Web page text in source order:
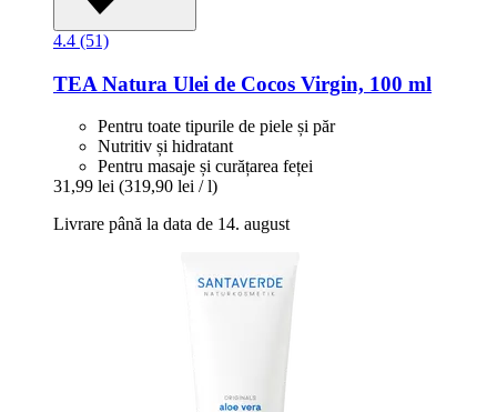
4.4 (51)
TEA Natura Ulei de Cocos Virgin, 100 ml
Pentru toate tipurile de piele și păr
Nutritiv și hidratant
Pentru masaje și curățarea feței
31,99 lei (319,90 lei / l)
Livrare până la data de 14. august